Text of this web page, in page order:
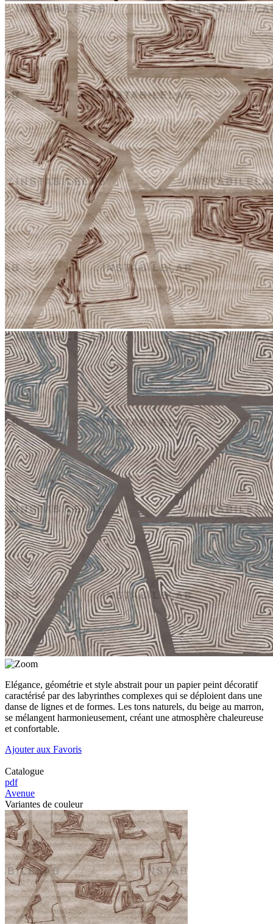
Elégance, géométrie et style abstrait pour un papier peint décoratif
caractérisé par des labyrinthes complexes qui se déploient dans une
danse de lignes et de formes. Les tons naturels, du beige au marron,
se mélangent harmonieusement, créant une atmosphère chaleureuse
et confortable.
Ajouter aux Favoris
Catalogue
pdf
Avenue
Variantes de couleur